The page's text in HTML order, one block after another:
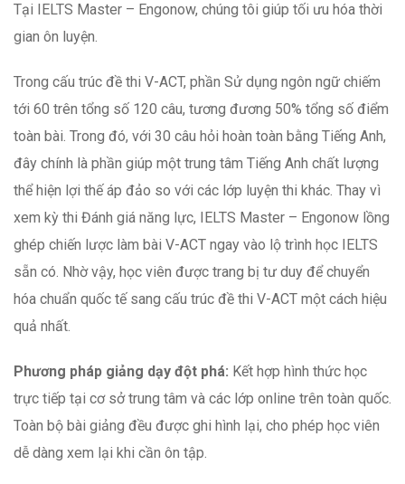
Tại IELTS Master – Engonow, chúng tôi giúp tối ưu hóa thời
gian ôn luyện.
Trong cấu trúc đề thi V-ACT, phần Sử dụng ngôn ngữ chiếm
tới 60 trên tổng số 120 câu, tương đương 50% tổng số điểm
toàn bài. Trong đó, với 30 câu hỏi hoàn toàn bằng Tiếng Anh,
đây chính là phần giúp một trung tâm Tiếng Anh chất lượng
thể hiện lợi thế áp đảo so với các lớp luyện thi khác. Thay vì
xem kỳ thi Đánh giá năng lực, IELTS Master – Engonow lồng
ghép chiến lược làm bài V-ACT ngay vào lộ trình học IELTS
sẵn có. Nhờ vậy, học viên được trang bị tư duy để chuyển
hóa chuẩn quốc tế sang cấu trúc đề thi V-ACT một cách hiệu
quả nhất.
Phương pháp giảng dạy đột phá: Kết hợp hình thức học
trực tiếp tại cơ sở trung tâm và các lớp online trên toàn quốc.
Toàn bộ bài giảng đều được ghi hình lại, cho phép học viên
dễ dàng xem lại khi cần ôn tập.